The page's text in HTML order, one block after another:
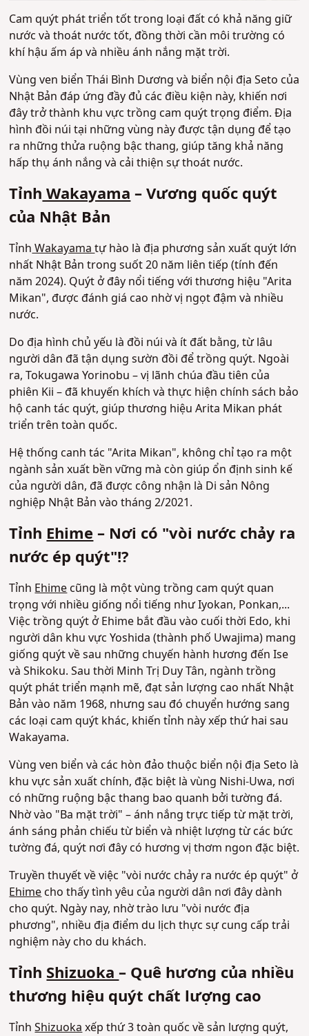
Cam quýt phát triển tốt trong loại đất có khả năng giữ
nước và thoát nước tốt, đồng thời cần môi trường có
khí hậu ấm áp và nhiều ánh nắng mặt trời.
Vùng ven biển Thái Bình Dương và biển nội địa Seto của
Nhật Bản đáp ứng đầy đủ các điều kiện này, khiến nơi
đây trở thành khu vực trồng cam quýt trọng điểm. Địa
hình đồi núi tại những vùng này được tận dụng để tạo
ra những thửa ruộng bậc thang, giúp tăng khả năng
hấp thụ ánh nắng và cải thiện sự thoát nước.
TỉnhWakayama– Vương quốc quýt
của Nhật Bản
TỉnhWakayamatự hào là địa phương sản xuất quýt lớn
nhất Nhật Bản trong suốt 20 năm liên tiếp (tính đến
năm 2024). Quýt ở đây nổi tiếng với thương hiệu "Arita
Mikan", được đánh giá cao nhờ vị ngọt đậm và nhiều
nước.
Do địa hình chủ yếu là đồi núi và ít đất bằng, từ lâu
người dân đã tận dụng sườn đồi để trồng quýt. Ngoài
ra, Tokugawa Yorinobu – vị lãnh chúa đầu tiên của
phiên Kii – đã khuyến khích và thực hiện chính sách bảo
hộ canh tác quýt, giúp thương hiệu Arita Mikan phát
triển trên toàn quốc.
Hệ thống canh tác "Arita Mikan", không chỉ tạo ra một
ngành sản xuất bền vững mà còn giúp ổn định sinh kế
của người dân, đã được công nhận là Di sản Nông
nghiệp Nhật Bản vào tháng 2/2021.
TỉnhEhime– Nơi có "vòi nước chảy ra
nước ép quýt"!?
TỉnhEhimecũng là một vùng trồng cam quýt quan
trọng với nhiều giống nổi tiếng như Iyokan, Ponkan,...
Việc trồng quýt ở Ehime bắt đầu vào cuối thời Edo, khi
người dân khu vực Yoshida (thành phố Uwajima) mang
giống quýt về sau những chuyến hành hương đến Ise
và Shikoku. Sau thời Minh Trị Duy Tân, ngành trồng
quýt phát triển mạnh mẽ, đạt sản lượng cao nhất Nhật
Bản vào năm 1968, nhưng sau đó chuyển hướng sang
các loại cam quýt khác, khiến tỉnh này xếp thứ hai sau
Wakayama.
Vùng ven biển và các hòn đảo thuộc biển nội địa Seto là
khu vực sản xuất chính, đặc biệt là vùng Nishi-Uwa, nơi
có những ruộng bậc thang bao quanh bởi tường đá.
Nhờ vào "Ba mặt trời" – ánh nắng trực tiếp từ mặt trời,
ánh sáng phản chiếu từ biển và nhiệt lượng từ các bức
tường đá, quýt nơi đây có hương vị thơm ngon đặc biệt.
Truyền thuyết về việc "vòi nước chảy ra nước ép quýt" ở
Ehimecho thấy tình yêu của người dân nơi đây dành
cho quýt. Ngày nay, nhờ trào lưu "vòi nước địa
phương", nhiều địa điểm du lịch thực sự cung cấp trải
nghiệm này cho du khách.
TỉnhShizuoka– Quê hương của nhiều
thương hiệu quýt chất lượng cao
TỉnhShizuokaxếp thứ 3 toàn quốc về sản lượng quýt,